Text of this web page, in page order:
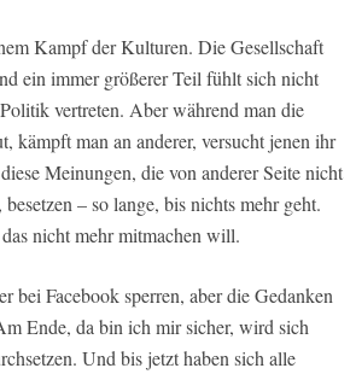
Kampf der Kulturen. Die Gesellschaft
ein immer größerer Teil fühlt sich nicht
vertreten. Aber während man die
kämpft man an anderer, versucht jenen ihr
Meinungen, die von anderer Seite nicht
– so lange, bis nichts mehr geht.
nicht mehr mitmachen will.
bei Facebook sperren, aber die Gedanken
Ende, da bin ich mir sicher, wird sich
Und bis jetzt haben sich alle